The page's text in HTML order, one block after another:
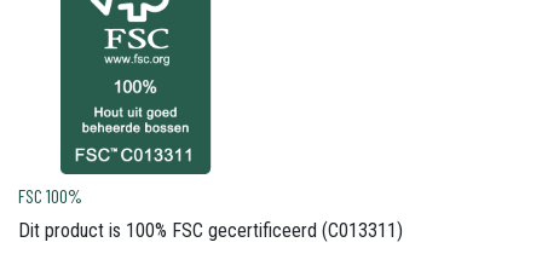
FSC 100%
Dit product is 100% FSC gecertificeerd (C013311)